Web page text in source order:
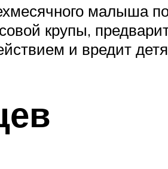
малыша
крупы,
и вредит